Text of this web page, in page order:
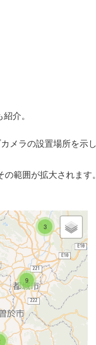
介。
メラの設置場所を示
範囲が拡大されます。
3
9